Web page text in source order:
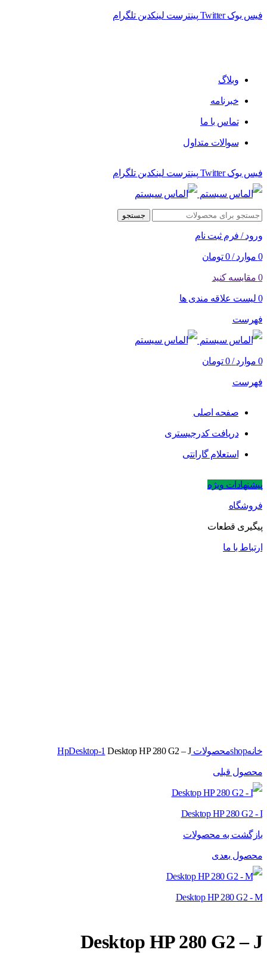
فیس بوک Twitter پینترست لینکدین تلگرام
وبلاگ
خبرنامه
تماس با ما
سوالات متداول
فیس بوک Twitter پینترست لینکدین تلگرام
جستجو
ورود / فرم ثبت نام
0 موارد /
0 تومان
0 مقایسه کنید
0 لیست علاقه مندی ها
فهرست
0 موارد /
0 تومان
فهرست
صفحه اصلی
دریافت کدرجیستری
استعلام گارانتی
پیشنهادات ویژه
فروشگاه
پیگیری قطعات
ارتباط با ما
خانهshopمحصولات Hp Desktop-1 Desktop HP 280 G2 – J
محصول قبلی
Desktop HP 280 G2 - I
بازگشت به محصولات
محصول بعدی
Desktop HP 280 G2 - M
Desktop HP 280 G2 – J